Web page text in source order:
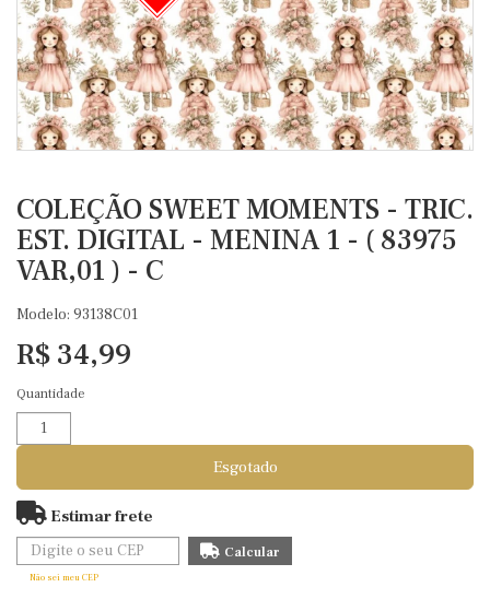
COLEÇÃO SWEET MOMENTS - TRIC.
EST. DIGITAL - MENINA 1 - ( 83975
VAR,01 ) - C
Modelo: 93138C01
R$ 34,99
Quantidade
Esgotado
Estimar frete
Não sei meu CEP